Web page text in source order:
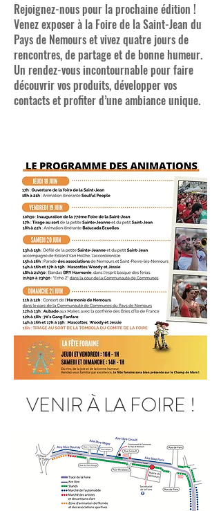
Rejoignez-nous pour la prochaine édition !
Venez exposer à la Foire de la Saint-Jean du
Pays de Nemours et vivez quatre jours de
rencontres, de partage et de bonne humeur.
Un rendez-vous incontournable pour faire
découvrir vos produits, développer vos
contacts et profiter d’une ambiance unique.
VENIR À LA FOIRE !